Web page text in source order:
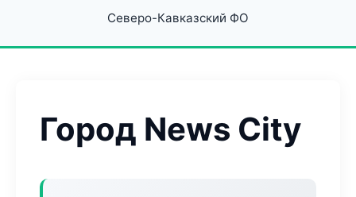
Северо-Кавказский ФО
Город News City